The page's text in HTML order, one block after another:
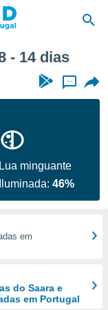
- 14 dias
...
Lua minguante
Iluminada:46%
em
do Saara e
em Portugal